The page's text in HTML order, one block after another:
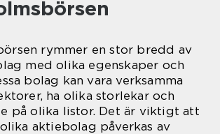
rymmer en stor bredd av
med olika egenskaper och
bolag kan vara verksamma
ha olika storlekar och
på olika listor. Det är viktigt att
aktiebolag påverkas av